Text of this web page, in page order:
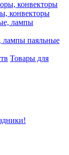
конвекторы
лампы паяльные
Товары для